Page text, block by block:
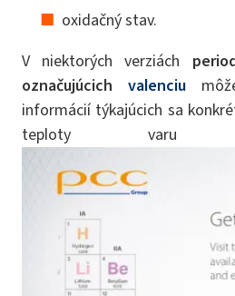
oxidačný stav.
V niektorých verziách
označujúcich valenciu
informácií týkajúcich sa
teploty varu